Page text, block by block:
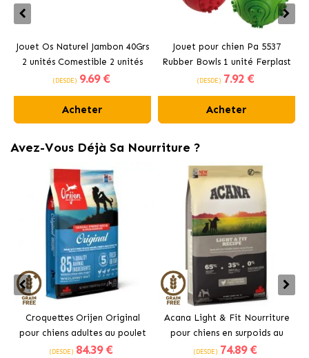
Jouet Os Naturel Jambon 40Grs
2 unités Comestible 2 unités
Ferplast
(DESDE) 9.69 €
Acheter
Jouet pour chien Pa 5537
Rubber Bowls 1 unité Ferplast
(DESDE) 7.92 €
Acheter
Avez-Vous Déjà Sa Nourriture ?
Croquettes Orijen Original
pour chiens adultes au poulet
(DESDE) 84.39 €
Acana Light & Fit Nourriture
pour chiens en surpoids au
poulet frais
(DESDE) 74.89 €